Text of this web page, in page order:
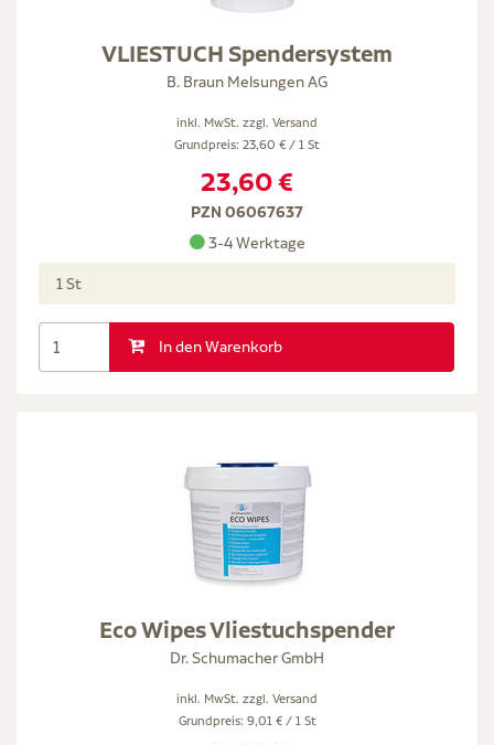
VLIESTUCH Spendersystem
B. Braun Melsungen AG
inkl. MwSt. zzgl. Versand
Grundpreis: 23,60 € / 1 St
23,60 €
PZN 06067637
3-4 Werktage
1 St
In den Warenkorb
Eco Wipes Vliestuchspender
Dr. Schumacher GmbH
inkl. MwSt. zzgl. Versand
Grundpreis: 9,01 € / 1 St